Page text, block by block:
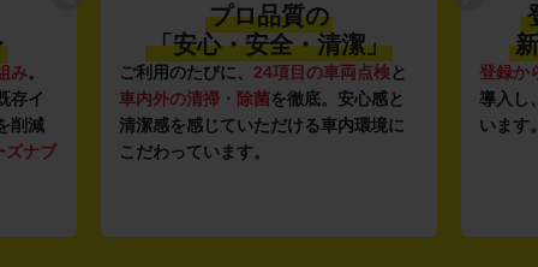
み。
存イ
削減
ズナブ
プロ品質の
「安心・安全・清潔」
ご利用のたびに、 24項目の車両点検と
車内外の清掃・除菌を徹底。安心感と
清潔感を感じていただける車内環境に
こだわっています。
登録か
導入し
います